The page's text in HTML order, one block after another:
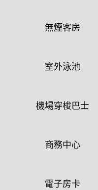
無煙客房
室外泳池
機場穿梭巴士
商務中心
電子房卡